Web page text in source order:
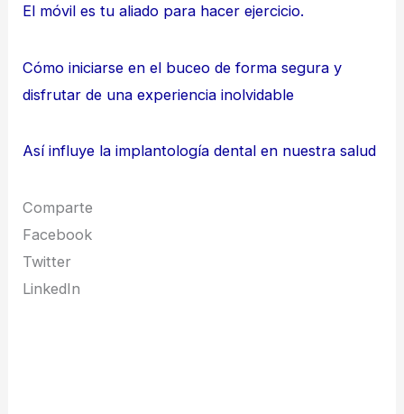
El móvil es tu aliado para hacer ejercicio.
Cómo iniciarse en el buceo de forma segura y
disfrutar de una experiencia inolvidable
Así influye la implantología dental en nuestra salud
Comparte
Facebook
Twitter
LinkedIn